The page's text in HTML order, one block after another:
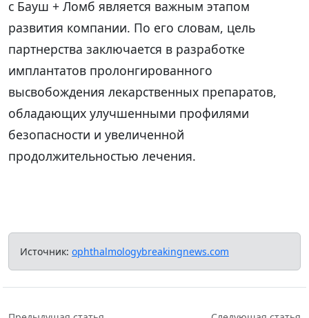
с Бауш + Ломб является важным этапом
развития компании. По его словам, цель
партнерства заключается в разработке
имплантатов пролонгированного
высвобождения лекарственных препаратов,
обладающих улучшенными профилями
безопасности и увеличенной
продолжительностью лечения.
Источник: ophthalmologybreakingnews.com